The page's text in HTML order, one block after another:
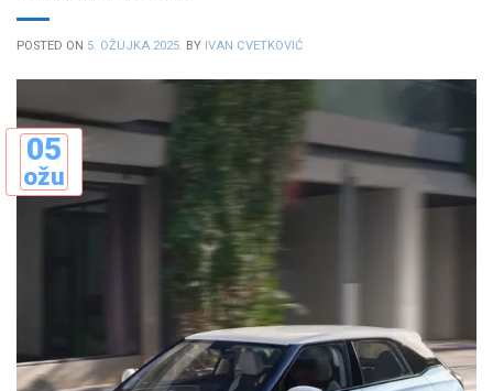
POSTED ON 5. OŽUJKA 2025. BY IVAN CVETKOVIĆ
05
ožu